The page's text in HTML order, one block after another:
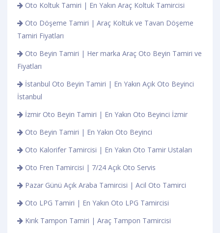
Oto Koltuk Tamiri | En Yakın Araç Koltuk Tamircisi
Oto Döşeme Tamiri | Araç Koltuk ve Tavan Döşeme
Tamiri Fiyatları
Oto Beyin Tamiri | Her marka Araç Oto Beyin Tamiri ve
Fiyatları
İstanbul Oto Beyin Tamiri | En Yakın Açık Oto Beyinci
İstanbul
İzmir Oto Beyin Tamiri | En Yakın Oto Beyinci İzmir
Oto Beyin Tamiri | En Yakın Oto Beyinci
Oto Kalorifer Tamircisi | En Yakın Oto Tamir Ustaları
Oto Fren Tamircisi | 7/24 Açık Oto Servis
Pazar Günü Açık Araba Tamircisi | Acil Oto Tamirci
Oto LPG Tamiri | En Yakın Oto LPG Tamircisi
Kırık Tampon Tamiri | Araç Tampon Tamircisi